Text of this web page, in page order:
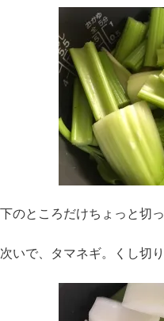
下のところだけちょっと切
次いで、タマネギ。くし切